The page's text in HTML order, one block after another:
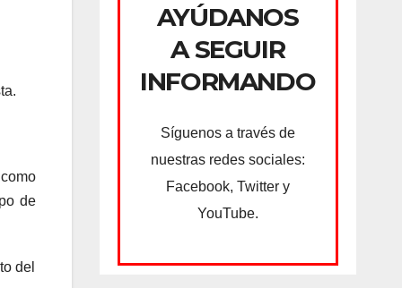
de
del
AYÚDANOS
A SEGUIR
INFORMANDO
Síguenos a través de
nuestras redes sociales:
Facebook, Twitter y
YouTube.